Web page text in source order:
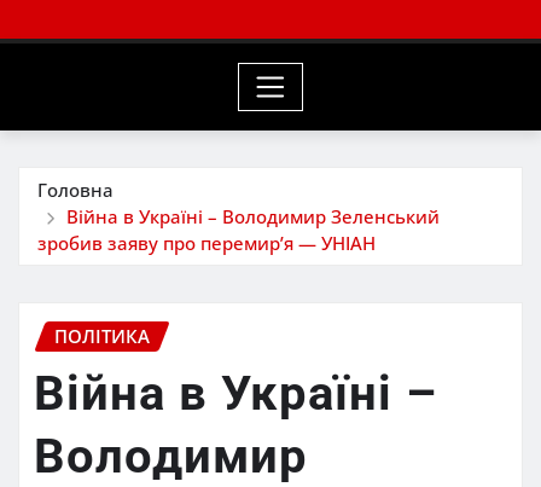
Головна
Війна в Україні – Володимир Зеленський
зробив заяву про перемир’я — УНІАН
ПОЛІТИКА
Війна в Україні –
Володимир